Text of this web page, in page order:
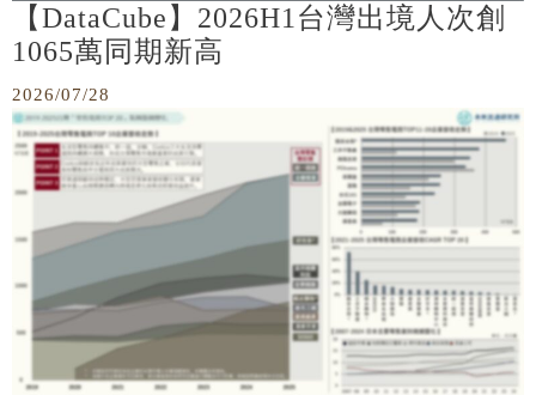
【DataCube】2026H1台灣出境人次創
1065萬同期新高
2026/07/28